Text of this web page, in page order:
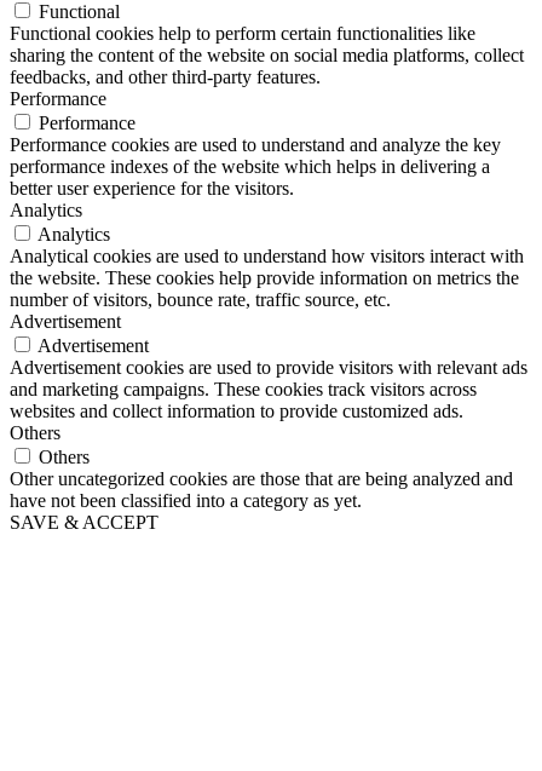
Functional
Functional cookies help to perform certain functionalities like
sharing the content of the website on social media platforms, collect
feedbacks, and other third-party features.
Performance
Performance
Performance cookies are used to understand and analyze the key
performance indexes of the website which helps in delivering a
better user experience for the visitors.
Analytics
Analytics
Analytical cookies are used to understand how visitors interact with
the website. These cookies help provide information on metrics the
number of visitors, bounce rate, traffic source, etc.
Advertisement
Advertisement
Advertisement cookies are used to provide visitors with relevant ads
and marketing campaigns. These cookies track visitors across
websites and collect information to provide customized ads.
Others
Others
Other uncategorized cookies are those that are being analyzed and
have not been classified into a category as yet.
SAVE & ACCEPT